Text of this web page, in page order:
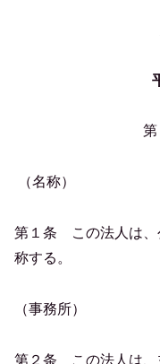
（名称）
第１条 この法人は、
称する。
（事務所）
第２条 この法人は、